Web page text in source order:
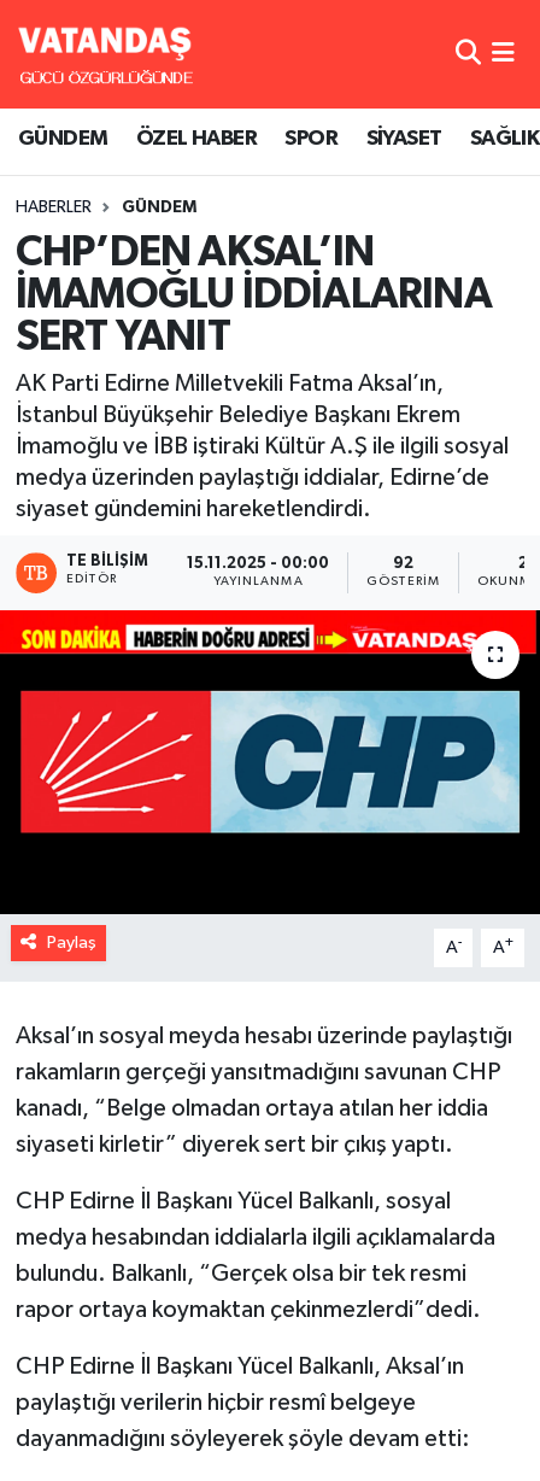
GÜNDEM ÖZEL HABER SPOR SİYASET SAĞLIK
HABERLER GÜNDEM
CHP’DEN AKSAL’IN
İMAMOĞLU İDDİALARINA
SERT YANIT
AK Parti Edirne Milletvekili Fatma Aksal’ın,
İstanbul Büyükşehir Belediye Başkanı Ekrem
İmamoğlu ve İBB iştiraki Kültür A.Ş ile ilgili sosyal
medya üzerinden paylaştığı iddialar, Edirne’de
siyaset gündemini hareketlendirdi.
TE BILIŞIM
EDITÖR
15.11.2025 - 00:00
YAYINLANMA
92
GÖSTERIM
2
Paylaş A- A+
Aksal’ın sosyal meyda hesabı üzerinde paylaştığı
rakamların gerçeği yansıtmadığını savunan CHP
kanadı, “Belge olmadan ortaya atılan her iddia
siyaseti kirletir” diyerek sert bir çıkış yaptı.
CHP Edirne İl Başkanı Yücel Balkanlı, sosyal
medya hesabından iddialarla ilgili açıklamalarda
bulundu. Balkanlı, “Gerçek olsa bir tek resmi
rapor ortaya koymaktan çekinmezlerdi”dedi.
CHP Edirne İl Başkanı Yücel Balkanlı, Aksal’ın
paylaştığı verilerin hiçbir resmî belgeye
dayanmadığını söyleyerek şöyle devam etti:
GÜNDEM
SPOR
SİYASET
SAĞLIK
Hava Durumu
Süper Lig Puan Durumu ve Fikstür
Tüm Manşetler
Son Dakika Haberleri